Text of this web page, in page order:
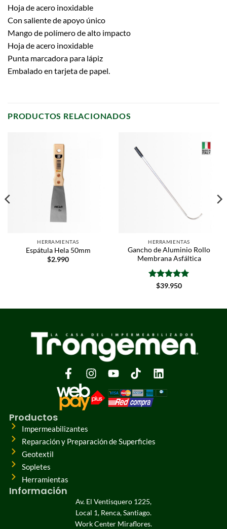
Hoja de acero inoxidable
Con saliente de apoyo único
Mango de polímero de alto impacto
Hoja de acero inoxidable
Punta marcadora para lápiz
Embalado en tarjeta de papel.
PRODUCTOS RELACIONADOS
HERRAMIENTAS
Espátula Hela 50mm
$2.990
HERRAMIENTAS
Gancho de Aluminio Rollo
Membrana Asfáltica
Valorado
$39.950
Información
Av. El Ventisquero 1225,
Local 1, Renca, Santiago.
Work Center Miraflores.
Productos
Impermeabilizantes
Reparación y Preparación de Superficies
Geotextil
Sopletes
Herramientas